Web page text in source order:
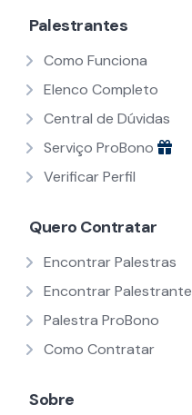
Palestrantes
Como Funciona
Elenco Completo
Central de Dúvidas
Serviço ProBono
Verificar Perfil
Quero Contratar
Encontrar Palestras
Encontrar Palestrante
Palestra ProBono
Como Contratar
Sobre